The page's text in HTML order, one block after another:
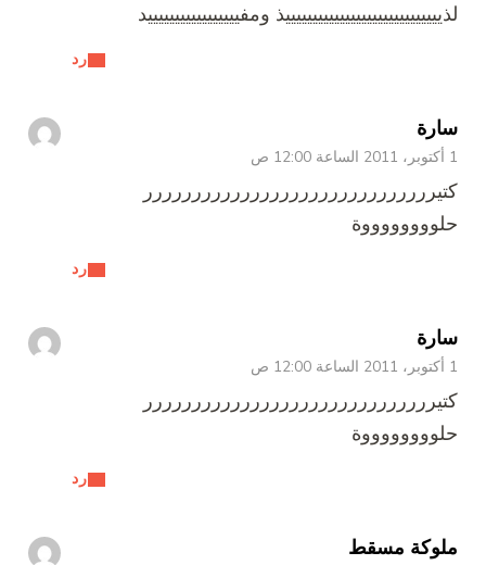
رد
لذيييييييييييييييييييييييييييييذ ومفيييييييييييييييييد
سارة
1 أكتوبر، 2011 الساعة 12:00 ص
رد
كتيرررررررررررررررررررررررررررررر
حلووووووووة
سارة
1 أكتوبر، 2011 الساعة 12:00 ص
رد
كتيرررررررررررررررررررررررررررررر
حلووووووووة
ملوكة مسقط